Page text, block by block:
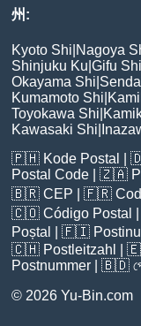
州:
Kyoto Shi Nagoya
Shinjuku Ku Gifu Shi
Okayama Shi
Kumamoto Shi
Toyokawa Shi
Kawasaki Shi
🇵🇭 Kode Postal |
Postal Code | 🇿🇦
🇧🇷 CEP | 🇫🇷
🇨🇴 Código Postal
Poștal
| 🇫🇮
🇨🇭 Postleitzahl |
Postnummer | 🇧🇩
© 2026 Yu-Bin.com